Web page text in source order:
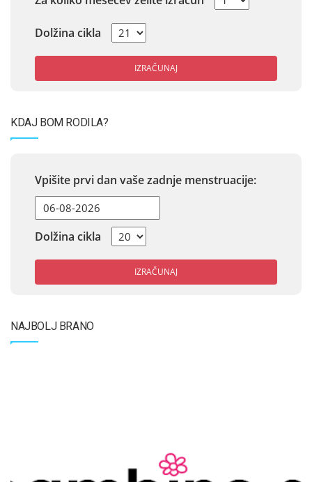
Dolžina cikla
IZRAČUNAJ
KDAJ BOM RODILA?
Vpišite prvi dan vaše zadnje menstruacije:
Dolžina cikla
IZRAČUNAJ
NAJBOLJ BRANO